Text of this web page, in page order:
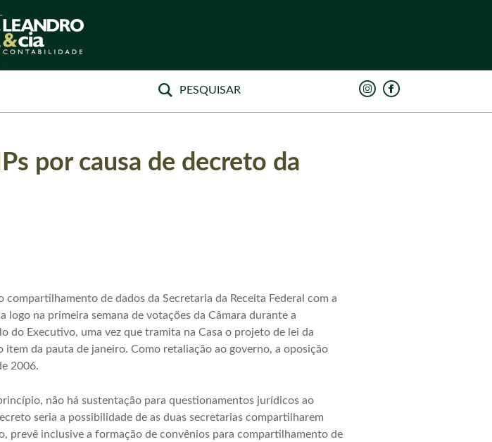
por causa de decreto da
de dados da Secretaria da Receita Federal com a
na primeira semana de votações da Câmara durante a
do Executivo, uma vez que tramita na Casa o projeto de lei da
da pauta de janeiro. Como retaliação ao governo, a oposição
2006.
não há sustentação para questionamentos jurídicos ao
seria a possibilidade de as duas secretarias compartilharem
prevê inclusive a formação de convênios para compartilhamento de